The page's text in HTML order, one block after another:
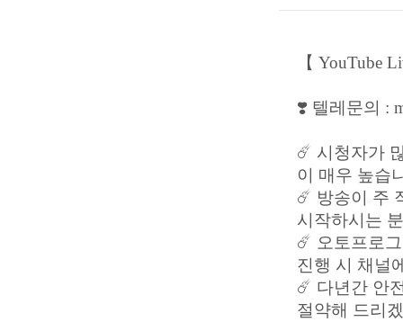
【 YouTube
❣️ 텔레문의 :
☄️ 시청자가
이 매우 높습
☄️ 방송이 주
시작하시는
☄️ 오토프로
진행 시 채널
☄️ 다년간 안
절약해 드리